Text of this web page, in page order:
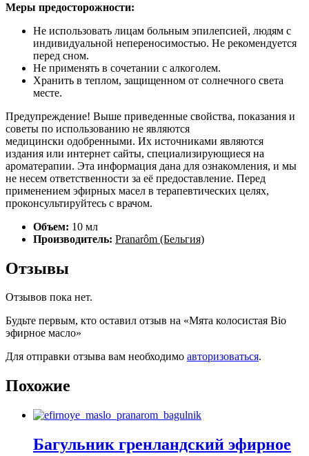
Меры предосторожности:
Не использовать лицам больным эпилепсией, людям с
индивидуальной непереносимостью. Не рекомендуется
перед сном.
Не применять в сочетании с алкоголем.
Хранить в теплом, защищенном от солнечного света
месте.
Предупреждение! Выше приведенные свойства, показания и
советы по использованию не являются
медицински одобренными. Их источниками являются
издания или интернет сайты, специализирующиеся на
ароматерапии. Эта информация дана для ознакомления, и мы
не несем ответственности за её предоставление. Перед
применением эфирных масел в терапевтических целях,
проконсультируйтесь с врачом.
Объем: 10 мл
Производитель: Pranarôm (Бельгия)
Отзывы
Отзывов пока нет.
Будьте первым, кто оставил отзыв на «Мята колосистая Bio
эфирное масло»
Для отправки отзыва вам необходимо авторизоваться.
Похожие
Багульник гренландский эфирное